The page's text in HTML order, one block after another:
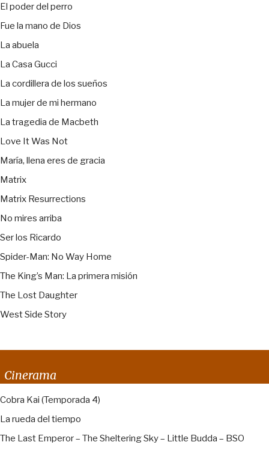
El poder del perro
Fue la mano de Dios
La abuela
La Casa Gucci
La cordillera de los sueños
La mujer de mi hermano
La tragedia de Macbeth
Love It Was Not
María, llena eres de gracia
Matrix
Matrix Resurrections
No mires arriba
Ser los Ricardo
Spider-Man: No Way Home
The King’s Man: La primera misión
The Lost Daughter
West Side Story
Cinerama
Cobra Kai (Temporada 4)
La rueda del tiempo
The Last Emperor – The Sheltering Sky – Little Budda – BSO